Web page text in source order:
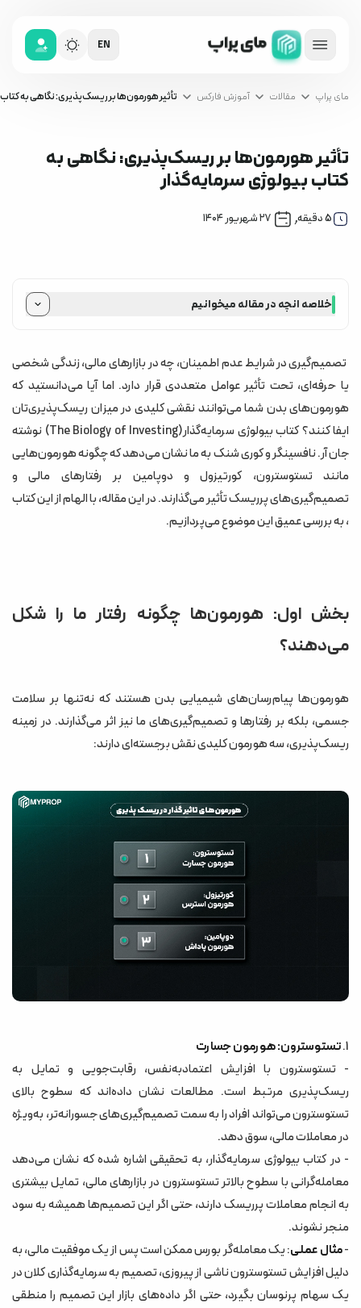
EN
مای پراپ مقالات آموزش فارکس تأثیر هورمون‌ها بر ریسک‌پذیری: نگاهی به کتاب
تأثیر هورمون‌ها بر ریسک‌پذیری: نگاهی به
کتاب بیولوژی سرمایه‌گذار
5دقیقه, ۲۷ شهریور ۱۴۰۴
آموزش فارکس
خلاصه انچه در مقاله میخوانیم
بخش سوم: چگونه هورمون‌ها را در تصمیم‌گیری‌ها مدیریت کنیم؟
بخش چهارم: تفاوت‌های جنسیتی در ریسک‌پذیری و هورمون‌ها
بخش پنجم: کاربردهای عملی در زندگی و سرمایه‌گذاری
تصمیم‌گیری در شرایط عدم اطمینان، چه در بازارهای مالی، زندگی شخصی
یا حرفه‌ای، تحت تأثیر عوامل متعددی قرار دارد. اما آیا می‌دانستید که
هورمون‌های بدن شما می‌توانند نقشی کلیدی در میزان ریسک‌پذیری‌تان
ایفا کنند؟ کتاب بیولوژی سرمایه‌گذار(The Biology of Investing) نوشته
جان آر. نافسینگر و کوری شنک به ما نشان می‌دهد که چگونه هورمون‌هایی
مانند تستوسترون، کورتیزول و دوپامین بر رفتارهای مالی و
تصمیم‌گیری‌های پرریسک تأثیر می‌گذارند. در این مقاله، با الهام از این کتاب
، به بررسی عمیق این موضوع می‌پردازیم.
بخش اول: هورمون‌ها چگونه رفتار ما را شکل
می‌دهند؟
هورمون‌ها پیام‌رسان‌های شیمیایی بدن هستند که نه‌تنها بر سلامت
جسمی، بلکه بر رفتارها و تصمیم‌گیری‌های ما نیز اثر می‌گذارند. در زمینه
ریسک‌پذیری، سه هورمون کلیدی نقش برجسته‌ای دارند:
1. تستوسترون: هورمون جسارت
- تستوسترون با افزایش اعتمادبه‌نفس، رقابت‌جویی و تمایل به
ریسک‌پذیری مرتبط است. مطالعات نشان داده‌اند که سطوح بالای
تستوسترون می‌تواند افراد را به سمت تصمیم‌گیری‌های جسورانه‌تر، به‌ویژه
در معاملات مالی، سوق دهد.
- در کتاب بیولوژی سرمایه‌گذار، به تحقیقی اشاره شده که نشان می‌دهد
معامله‌گرانی با سطوح بالاتر تستوسترون در بازارهای مالی، تمایل بیشتری
به انجام معاملات پرریسک دارند، حتی اگر این تصمیم‌ها همیشه به سود
منجر نشوند.
-مثال عملی: یک معامله‌گر بورس ممکن است پس از یک موفقیت مالی، به
دلیل افزایش تستوسترون ناشی از پیروزی، تصمیم به سرمایه‌گذاری کلان در
یک سهام پرنوسان بگیرد، حتی اگر داده‌های بازار این تصمیم را منطقی